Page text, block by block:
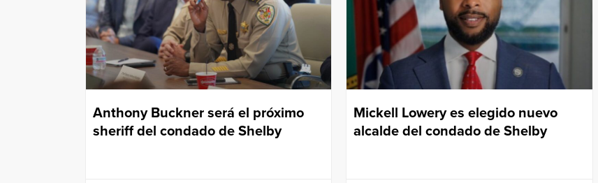
Anthony Buckner será el próximo
sheriff del condado de Shelby
Mickell Lowery es elegido nuevo
alcalde del condado de Shelby